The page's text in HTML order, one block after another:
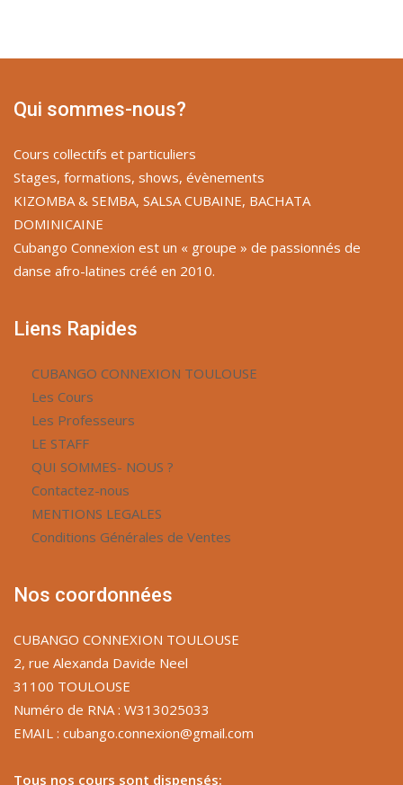
Qui sommes-nous?
Cours collectifs et particuliers
Stages, formations, shows, évènements
KIZOMBA & SEMBA, SALSA CUBAINE, BACHATA
DOMINICAINE
Cubango Connexion est un « groupe » de passionnés de
danse afro-latines créé en 2010.
Liens Rapides
CUBANGO CONNEXION TOULOUSE
Les Cours
Les Professeurs
LE STAFF
QUI SOMMES- NOUS ?
Contactez-nous
MENTIONS LEGALES
Conditions Générales de Ventes
Nos coordonnées
CUBANGO CONNEXION TOULOUSE
2, rue Alexanda Davide Neel
31100 TOULOUSE
Numéro de RNA : W313025033
EMAIL : cubango.connexion@gmail.com
Tous nos cours sont dispensés: